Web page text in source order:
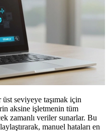
seviyeye taşımak için
aksine işletmenin tüm
zamanlı veriler sunarlar. Bu
manuel hataları en